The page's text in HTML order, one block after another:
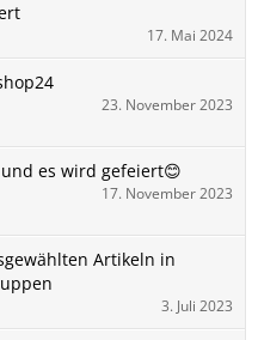
17. Mai 2024
23. November 2023
es wird gefeiert😊
17. November 2023
Artikeln in
3. Juli 2023